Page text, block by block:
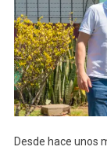
Desde hace unos